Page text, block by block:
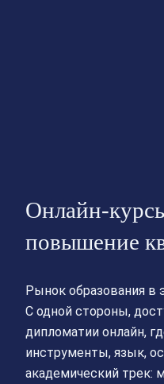
Онлайн-
повышение
Рынок образования в
С одной стороны,
дипломатии онлайн,
инструменты, язык,
академический трек: